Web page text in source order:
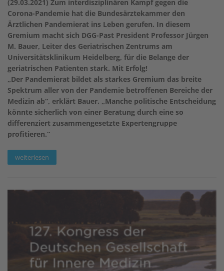
(29.03.2021) Zum interdisziplinären Kampf gegen die
Corona-Pandemie hat die Bundesärztekammer den
Ärztlichen Pandemierat ins Leben gerufen. In diesem
Gremium macht sich DGG-Past President Professor Jürgen
M. Bauer, Leiter des Geriatrischen Zentrums am
Universitätsklinikum Heidelberg, für die Belange der
geriatrischen Patienten stark. Mit Erfolg!
„Der Pandemierat bildet als starkes Gremium das breite
Spektrum aller von der Pandemie betroffenen Bereiche der
Medizin ab“, erklärt Bauer. „Manche politische Entscheidung
könnte sicherlich von einer Beratung durch eine so
differenziert zusammengesetzte Expertengruppe
profitieren.“
weiterlesen